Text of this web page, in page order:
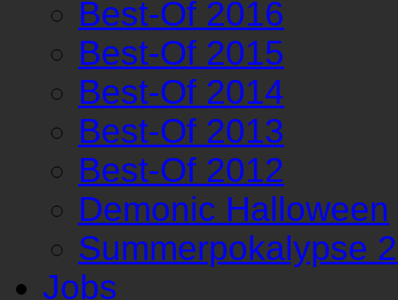
Best-Of 2016
Best-Of 2015
Best-Of 2014
Best-Of 2013
Best-Of 2012
Demonic Halloween
Summerpokalypse
Jobs